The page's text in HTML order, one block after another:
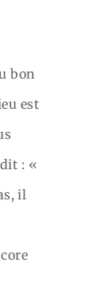
bon
est
: «
il